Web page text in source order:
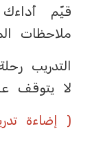
قيّم
ملاحظات
التدريب
لا يتوقف
( إضاءة